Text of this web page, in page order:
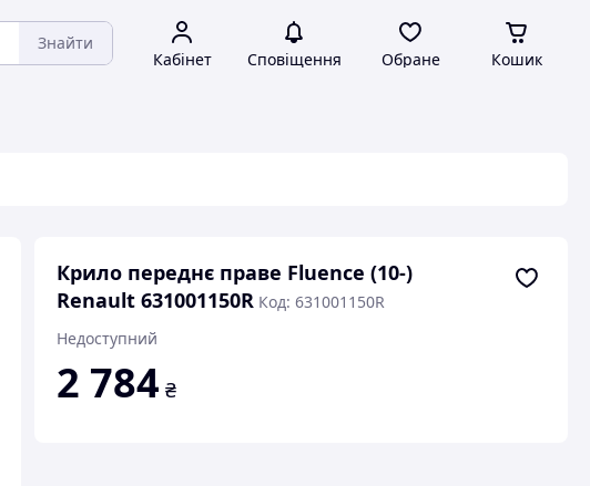
Знайти
Кабінет Сповіщення Обране Кошик
Крило переднє праве Fluence (10-)
Renault 631001150R Код: 631001150R
Недоступний
2 784 ₴